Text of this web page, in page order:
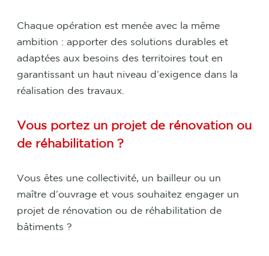
Chaque opération est menée avec la même
ambition : apporter des solutions durables et
adaptées aux besoins des territoires tout en
garantissant un haut niveau d’exigence dans la
réalisation des travaux.
Vous portez un projet de rénovation ou
de réhabilitation ?
Vous êtes une collectivité, un bailleur ou un
maître d’ouvrage et vous souhaitez engager un
projet de rénovation ou de réhabilitation de
bâtiments ?